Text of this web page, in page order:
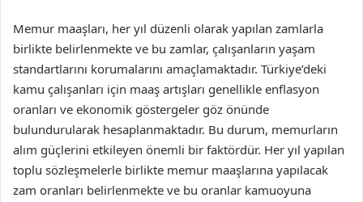
Memur maaşları, her yıl düzenli olarak yapılan zamlarla
birlikte belirlenmekte ve bu zamlar, çalışanların yaşam
standartlarını korumalarını amaçlamaktadır. Türkiye’deki
kamu çalışanları için maaş artışları genellikle enflasyon
oranları ve ekonomik göstergeler göz önünde
bulundurularak hesaplanmaktadır. Bu durum, memurların
alım güçlerini etkileyen önemli bir faktördür. Her yıl yapılan
toplu sözleşmelerle birlikte memur maaşlarına yapılacak
zam oranları belirlenmekte ve bu oranlar kamuoyuna